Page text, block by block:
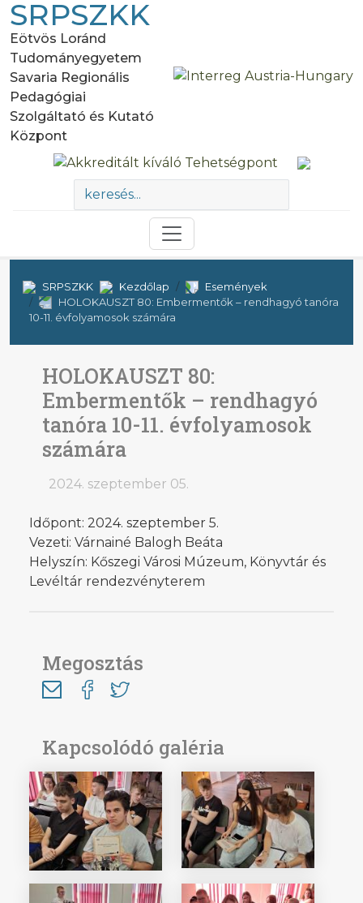
SRPSZKK
Eötvös Loránd
Tudományegyetem
Savaria Regionális
Pedagógiai
Szolgáltató és Kutató
Központ
SRPSZKK Kezdőlap
Események
HOLOKAUSZT 80: Embermentők – rendhagyó tanóra
10-11. évfolyamosok számára
HOLOKAUSZT 80:
Embermentők – rendhagyó
tanóra 10-11. évfolyamosok
számára
2024. szeptember 05.
Időpont: 2024. szeptember 5.
Vezeti: Várnainé Balogh Beáta
Helyszín: Kőszegi Városi Múzeum, Könyvtár és
Levéltár rendezvényterem
Megosztás
Kapcsolódó galéria